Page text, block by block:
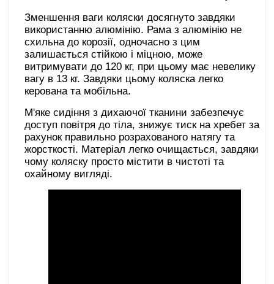
Зменшення ваги коляски досягнуто завдяки
використанню алюмінію. Рама з алюмінію не
схильна до корозії, одночасно з цим
залишається стійкою і міцною, може
витримувати до 120 кг, при цьому має невелику
вагу в 13 кг. Завдяки цьому коляска легко
керована та мобільна.
М'яке сидіння з дихаючої тканини забезпечує
доступ повітря до тіла, знижує тиск на хребет за
рахунок правильно розрахованого натягу та
жорсткості. Матеріал легко очищається, завдяки
чому коляску просто містити в чистоті та
охайному вигляді.